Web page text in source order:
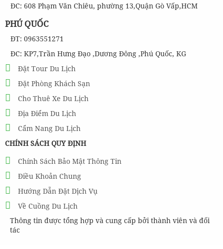
ĐC: 608 Phạm Văn Chiêu, phường 13,Quận Gò Vấp,HCM
PHÚ QUỐC
ĐT: 0963551271
ĐC: KP7,Trần Hưng Đạo ,Dương Đông ,Phú Quốc, KG
Đặt Tour Du Lịch
Đặt Phòng Khách Sạn
Cho Thuê Xe Du Lịch
Địa Điểm Du Lịch
Cẩm Nang Du Lịch
CHÍNH SÁCH QUY ĐỊNH
Chính Sách Bảo Mật Thông Tin
Điều Khoản Chung
Hướng Dẫn Đặt Dịch Vụ
Về Cuồng Du Lịch
Thông tin được tổng hợp và cung cấp bởi thành viên và đối
tác